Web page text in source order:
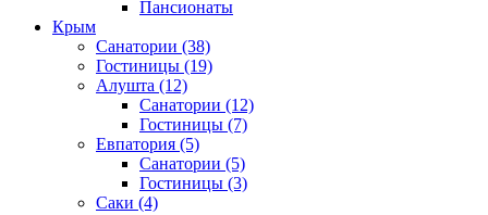
Пансионаты
Крым
Санатории (38)
Гостиницы (19)
Алушта (12)
Санатории (12)
Гостиницы (7)
Евпатория (5)
Санатории (5)
Гостиницы (3)
Саки (4)